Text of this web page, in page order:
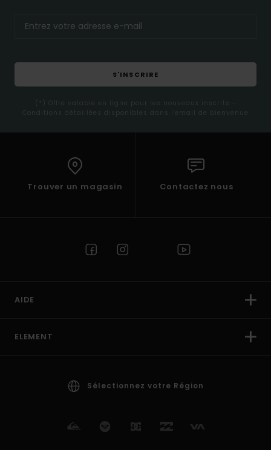
S'INSCRIRE
(*) Offre valable en ligne pour les nouveaux inscrits -
Conditions détaillées disponibles dans l'email de bienvenue
Trouver un magasin Contactez nous
AIDE
ELEMENT
Sélectionnez votre Région